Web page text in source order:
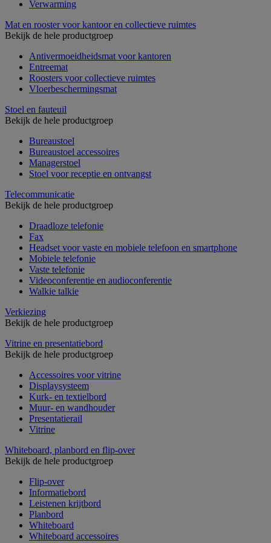
Verwarming
Mat en rooster voor kantoor en collectieve ruimtes
Bekijk de hele productgroep
Antivermoeidheidsmat voor kantoren
Entreemat
Roosters voor collectieve ruimtes
Vloerbeschermingsmat
Stoel en fauteuil
Bekijk de hele productgroep
Bureaustoel
Bureaustoel accessoires
Managerstoel
Stoel voor receptie en ontvangst
Telecommunicatie
Bekijk de hele productgroep
Draadloze telefonie
Fax
Headset voor vaste en mobiele telefoon en smartphone
Mobiele telefonie
Vaste telefonie
Videoconferentie en audioconferentie
Walkie talkie
Verkiezing
Bekijk de hele productgroep
Vitrine en presentatiebord
Bekijk de hele productgroep
Accessoires voor vitrine
Displaysysteem
Kurk- en textielbord
Muur- en wandhouder
Presentatierail
Vitrine
Whiteboard, planbord en flip-over
Bekijk de hele productgroep
Flip-over
Informatiebord
Leistenen krijtbord
Planbord
Whiteboard
Whiteboard accessoires